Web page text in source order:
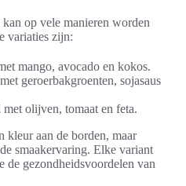
kan op vele manieren worden
variaties zijn:
mango, avocado en kokos.
geroerbakgroenten, sojasaus
olijven, tomaat en feta.
kleur aan de borden, maar
smaakervaring. Elke variant
de gezondheidsvoordelen van